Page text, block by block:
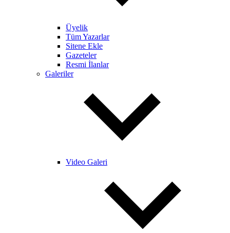
Üyelik
Tüm Yazarlar
Sitene Ekle
Gazeteler
Resmi İlanlar
Galeriler
Video Galeri